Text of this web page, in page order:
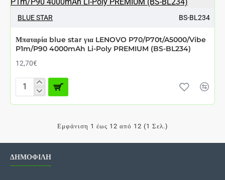
LENOVO
A6000
2300mAh
Poly
PREMIUM
(BS-
BL242)
ΑΠΌ 7 ΈΩΣ 12 ΗΜΈΡΕΣ
BLUE STAR BS-BL234
Μπαταρία blue star για LENOVO P70/P70t/A5000/Vibe
P1m/P90 4000mAh Li-Poly PREMIUM (BS-BL234)
12,70€
Μπαταρία
P1m/P90
4000mAh
Εμφάνιση 1 έως 12 από 12 (1 Σελ.)
ΔΗΜΟΦΙΛΗ